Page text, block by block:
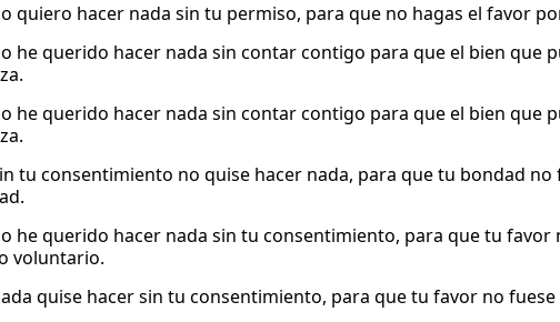
quiero hacer nada sin tu permiso, para que no hagas el favor
he querido hacer nada sin contar contigo para que el bien que
he querido hacer nada sin contar contigo para que el bien que
tu consentimiento no quise hacer nada, para que tu bondad
he querido hacer nada sin tu consentimiento, para que tu favor
voluntario.
quise hacer sin tu consentimiento, para que tu favor no